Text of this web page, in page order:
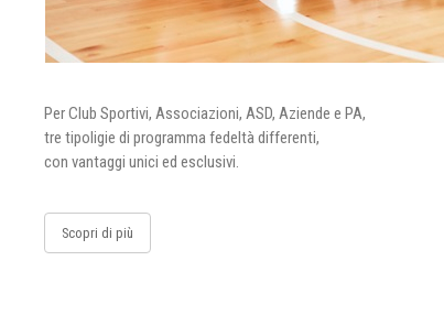
Per Club Sportivi, Associazioni, ASD, Aziende e PA,
tre tipoligie di programma fedeltà differenti,
con vantaggi unici ed esclusivi.
Scopri di più